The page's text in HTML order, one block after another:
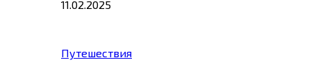
11.02.2025
Путешествия